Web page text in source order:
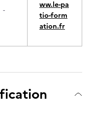
-
ww.le-pa
tio-form
ation.fr